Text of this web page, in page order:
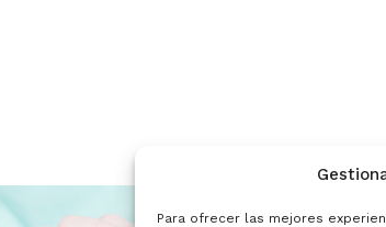
Para ofrecer las mejores